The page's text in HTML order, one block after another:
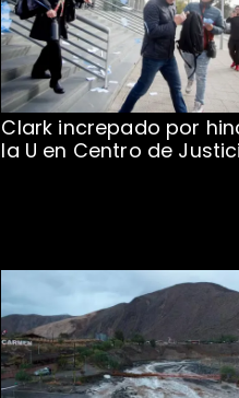
Clark increpado por
la U en Centro de